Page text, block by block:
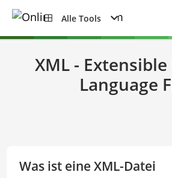
Alle Tools
XML -
Language
Was ist eine XML-Datei